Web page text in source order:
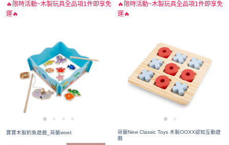
🔥限時活動~木製玩具全品項1件即享免
運🔥
寶寶木製釣魚遊戲_荷蘭woet
🔥限時活動~木製玩具全品項1件即享免
運🔥
荷蘭New Classic Toys 木製OOXX認知互動遊
戲